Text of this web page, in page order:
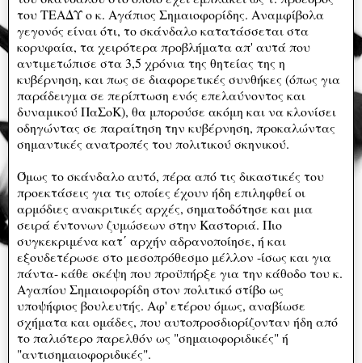
του ΤΕΑΔΥ ο κ. Αγάπιος Σημαιοφορίδης. Αναμφίβολα
γεγονός είναι ότι, το σκάνδαλο κατατάσσεται στα
κορυφαία, τα χειρότερα προβλήματα απ' αυτά που
αντιμετώπισε στα 3,5 χρόνια της θητείας της η
κυβέρνηση, και πως σε διαφορετικές συνθήκες (όπως για
παράδειγμα σε περίπτωση ενός επελαύνοντος και
δυναμικού ΠαΣοΚ), θα μπορούσε ακόμη και να κλονίσει
οδηγώντας σε παραίτηση την κυβέρνηση, προκαλώντας
σημαντικές ανατροπές του πολιτικού σκηνικού.
Όμως το σκάνδαλο αυτό, πέρα από τις δικαστικές του
προεκτάσεις για τις οποίες έχουν ήδη επιληφθεί οι
αρμόδιες ανακριτικές αρχές, σηματοδότησε και μια
σειρά έντονων ζυμώσεων στην Καστοριά. Πιο
συγκεκριμένα κατ΄ αρχήν αδρανοποίησε, ή και
εξουδετέρωσε στο μεσοπρόθεσμο μέλλον -ίσως και για
πάντα- κάθε σκέψη που προϋπήρξε για την κάθοδο του κ.
Αγαπίου Σημαιοφορίδη στον πολιτικό στίβο ως
υποψήφιος βουλευτής. Αφ' ετέρου όμως, αναβίωσε
σχήματα και ομάδες, που αυτοπροσδιορίζονταν ήδη από
το παλιότερο παρελθόν ως "σημαιοφοριδικές" ή
"αντισημαιοφοριδικές".